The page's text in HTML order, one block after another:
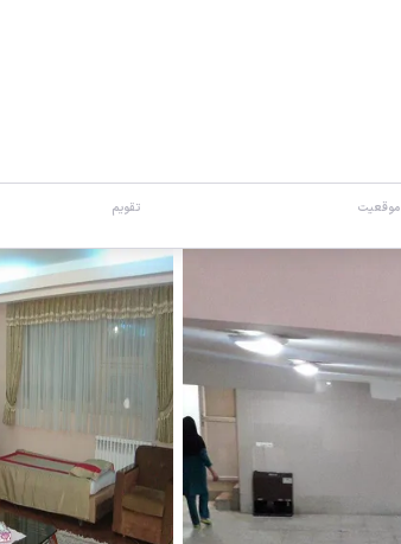
موقعیت تقویم